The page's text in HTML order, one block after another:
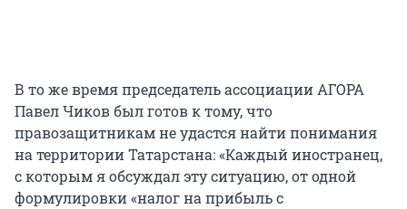
В то же время председатель ассоциации АГОРА
Павел Чиков был готов к тому, что
правозащитникам не удастся найти понимания
на территории Татарстана: «Каждый иностранец,
с которым я обсуждал эту ситуацию, от одной
формулировки «налог на прибыль с